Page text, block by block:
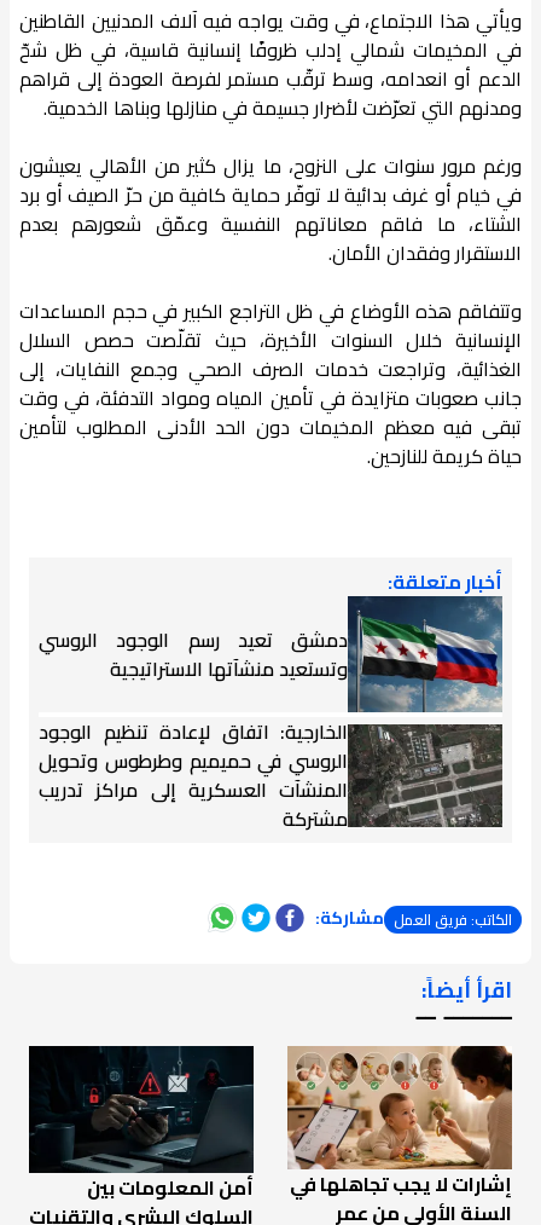
ويأتي هذا الاجتماع، في وقت يواجه فيه آلاف المدنيين القاطنين
في المخيمات شمالي إدلب ظروفًا إنسانية قاسية، في ظل شحّ
الدعم أو انعدامه، وسط ترقّب مستمر لفرصة العودة إلى قراهم
ومدنهم التي تعرّضت لأضرار جسيمة في منازلها وبناها الخدمية.
ورغم مرور سنوات على النزوح، ما يزال كثير من الأهالي يعيشون
في خيام أو غرف بدائية لا توفّر حماية كافية من حرّ الصيف أو برد
الشتاء، ما فاقم معاناتهم النفسية وعمّق شعورهم بعدم
الاستقرار وفقدان الأمان.
وتتفاقم هذه الأوضاع في ظل التراجع الكبير في حجم المساعدات
الإنسانية خلال السنوات الأخيرة، حيث تقلّصت حصص السلال
الغذائية، وتراجعت خدمات الصرف الصحي وجمع النفايات، إلى
جانب صعوبات متزايدة في تأمين المياه ومواد التدفئة، في وقت
تبقى فيه معظم المخيمات دون الحد الأدنى المطلوب لتأمين
حياة كريمة للنازحين.
أخبار متعلقة:
دمشق تعيد رسم الوجود الروسي
وتستعيد منشآتها الاستراتيجية
الخارجية: اتفاق لإعادة تنظيم الوجود
الروسي في حميميم وطرطوس وتحويل
المنشآت العسكرية إلى مراكز تدريب
مشتركة
الكاتب: فريق العمل مشاركة:
اقرأ أيضاً:
ـــــــ ــ
إشارات لا يجب تجاهلها في
السنة الأولى من عمر
أمن المعلومات بين
السلوك البشري والتقنيات